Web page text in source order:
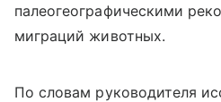
палеогеографическими
миграций животных.
По словам руководителя